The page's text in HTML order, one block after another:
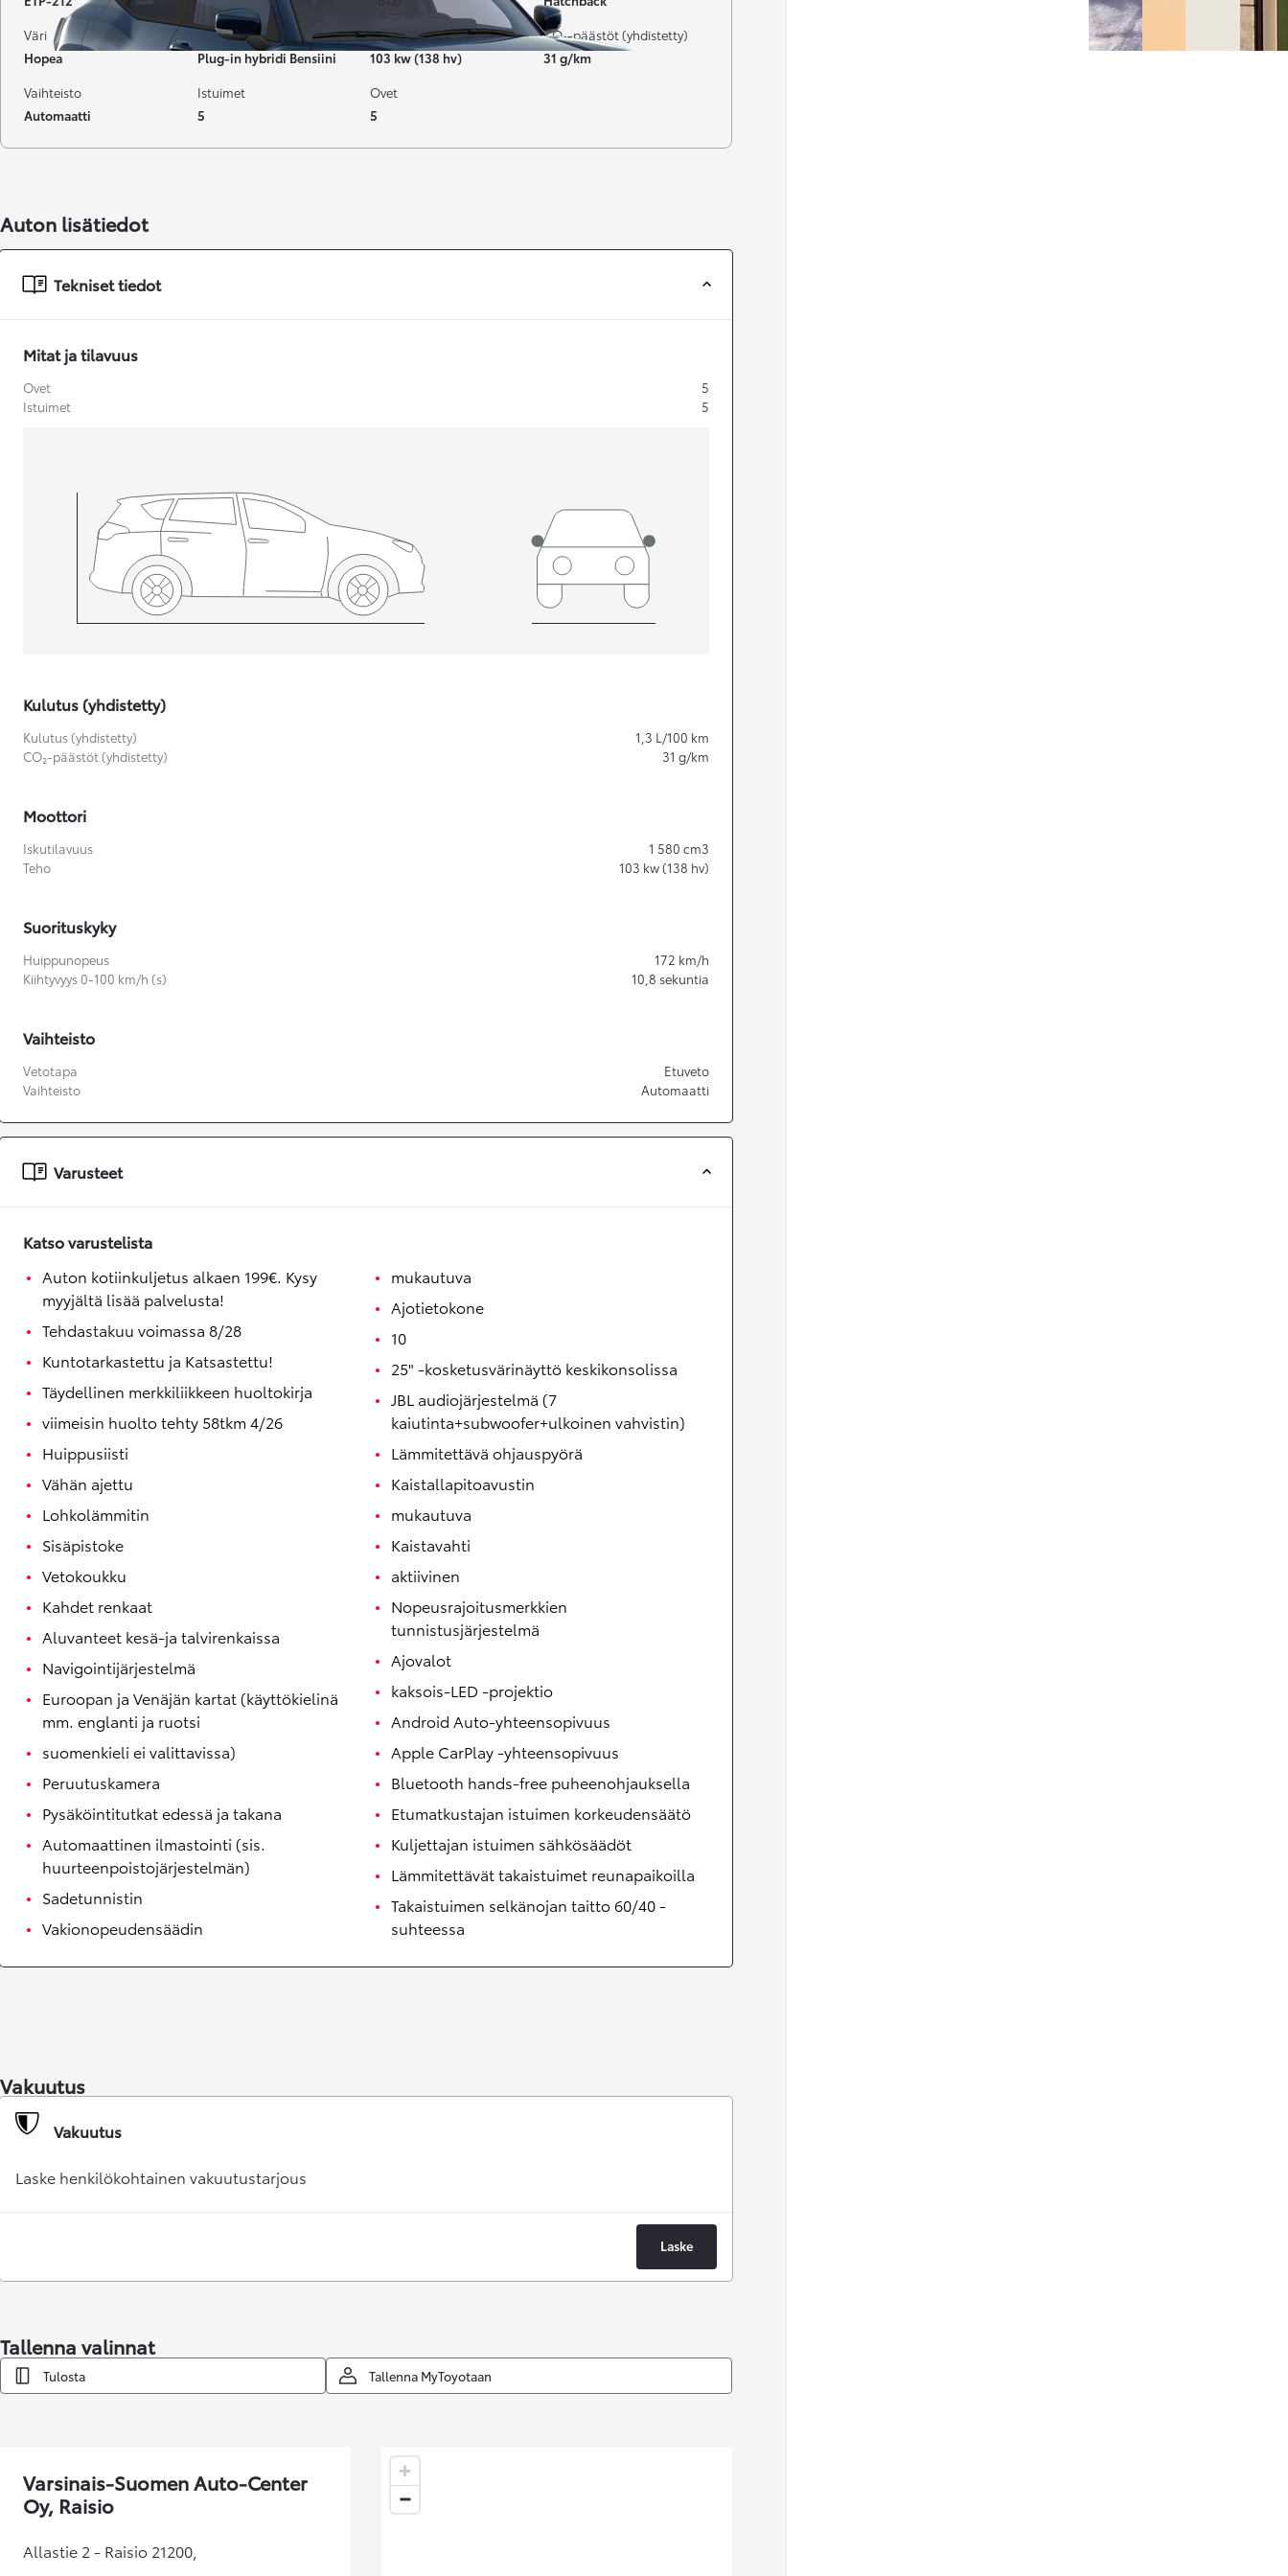
Alkaen
tai kuukausierä
Alkaen
tai kuukausierä
Väri
Hopea
Käyttövoima
Plug-in hybridi Bensiini
Teho
103 kw (138 hv)
CO₂-päästöt (yhdistetty)
31 g/km
Vaihteisto
Automaatti
Istuimet
5
Ovet
5
Auton lisätiedot
Tekniset tiedot
Mitat ja tilavuus
Ovet
5
Istuimet
5
Kulutus (yhdistetty)
Kulutus (yhdistetty) 1,3 L/100 km
CO₂-päästöt (yhdistetty)
31 g/km
Moottori
Iskutilavuus 1 580 cm3
Teho
103 kw (138 hv)
Suorituskyky
Huippunopeus 172 km/h
Kiihtyvyys 0-100 km/h (s)
10,8 sekuntia
Vaihteisto
Vetotapa
Etuveto
Vaihteisto
Automaatti
Varusteet
Katso varustelista
Auton kotiinkuljetus alkaen 199€. Kysy
myyjältä lisää palvelusta!
Tehdastakuu voimassa 8/28
Kuntotarkastettu ja Katsastettu!
Täydellinen merkkiliikkeen huoltokirja
viimeisin huolto tehty 58tkm 4/26
Huippusiisti
Vähän ajettu
Lohkolämmitin
Sisäpistoke
Vetokoukku
Kahdet renkaat
Aluvanteet kesä-ja talvirenkaissa
Navigointijärjestelmä
Euroopan ja Venäjän kartat (käyttökielinä
mm. englanti ja ruotsi
suomenkieli ei valittavissa)
Peruutuskamera
Pysäköintitutkat edessä ja takana
Automaattinen ilmastointi (sis.
huurteenpoistojärjestelmän)
Sadetunnistin
Vakionopeudensäädin
mukautuva
Ajotietokone
10
25" -kosketusvärinäyttö keskikonsolissa
JBL audiojärjestelmä (7
kaiutinta+subwoofer+ulkoinen vahvistin)
Lämmitettävä ohjauspyörä
Kaistallapitoavustin
mukautuva
Kaistavahti
aktiivinen
Nopeusrajoitusmerkkien
tunnistusjärjestelmä
Ajovalot
kaksois-LED -projektio
Android Auto-yhteensopivuus
Apple CarPlay -yhteensopivuus
Bluetooth hands-free puheenohjauksella
Etumatkustajan istuimen korkeudensäätö
Kuljettajan istuimen sähkösäädöt
Lämmitettävät takaistuimet reunapaikoilla
Takaistuimen selkänojan taitto 60/40 -
suhteessa
Vakuutus
Vakuutus
Laske henkilökohtainen vakuutustarjous
Laske
Tallenna valinnat
Tulosta Tallenna MyToyotaan
Varsinais-Suomen Auto-Center
Oy, Raisio
Allastie 2 - Raisio 21200,